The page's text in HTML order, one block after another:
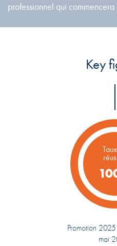
professionnel qui commencera
Key
Promotion
mai